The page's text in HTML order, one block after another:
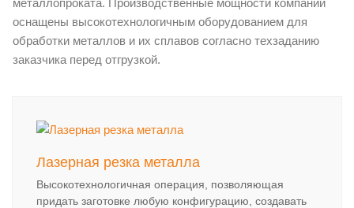
металлопроката. Производственные мощности компании
оснащены высокотехнологичным оборудованием для
обработки металлов и их сплавов согласно техзаданию
заказчика перед отгрузкой.
Лазерная резка металла
Высокотехнологичная операция, позволяющая
придать заготовке любую конфигурацию, создавать